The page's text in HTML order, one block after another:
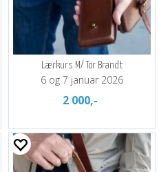
Lærkurs M/ Tor Brandt
6 og 7 januar 2026
2 000,-